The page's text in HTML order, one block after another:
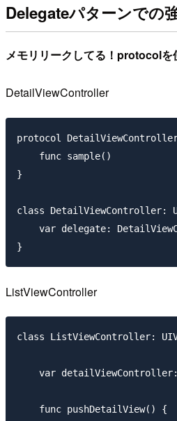
Delegateパターンでの
メモリリークしてる！protocol
DetailViewController
protocol
    func sample()
}
class DetailViewController:
var delegate:
ListViewController
class ListViewController:
var
    func pushDetailView() {